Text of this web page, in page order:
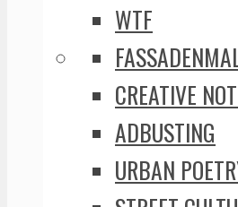
WTF
CREATIVE
ADBUSTING
URBAN